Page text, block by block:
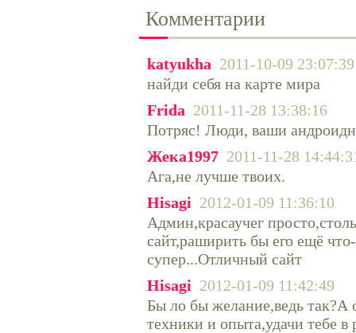
Комментарии
katyukha 2011-10-09 23:07:39
найди себя на карте мира
Frida 2011-11-28 13:38:16
Потряс! Люди, ваши
Жека1997 2011-11-28
Ага,не лучше твоих.
Hisagi 2012-01-09 11:36:10
Админ,красаучег
сайт,раширить бы его ещё
супер...Отличный сайт
Hisagi 2012-01-09 11:42:49
Бы ло бы желание,ведь так?А
техники и опыта,удачи тебе в